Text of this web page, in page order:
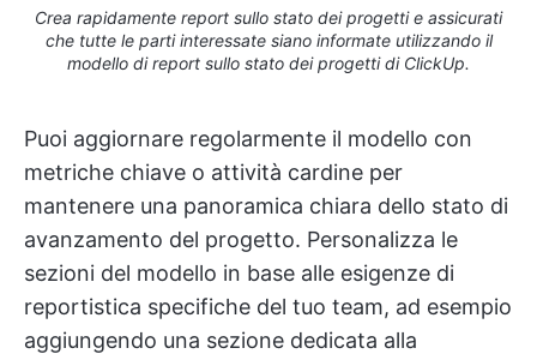
Crea rapidamente report sullo stato dei progetti e assicurati
che tutte le parti interessate siano informate utilizzando il
modello di report sullo stato dei progetti di ClickUp.
Puoi aggiornare regolarmente il modello con
metriche chiave o attività cardine per
mantenere una panoramica chiara dello stato di
avanzamento del progetto. Personalizza le
sezioni del modello in base alle esigenze di
reportistica specifiche del tuo team, ad esempio
aggiungendo una sezione dedicata alla